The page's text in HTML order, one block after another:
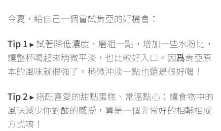
今夏，給自己一個嘗試肯亞的好機會：
Tip 1▸ 試著降低濃度，磨粗一點，增加一些水粉比，
讓整杯喝起來稍微平淡，也比較好入口。因爲肯亞原
本的風味就很強了，稍微沖淡一點也還是很好喝！
Tip 2▸ 搭配喜愛的甜點蛋糕、常溫點心；讓食物中的
風味減少你對酸的感受，算是一個非常好的相輔相成
方式唷！